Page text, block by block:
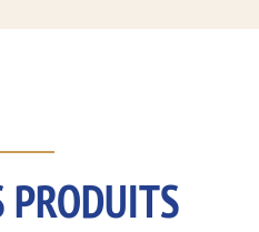
PRODUITS